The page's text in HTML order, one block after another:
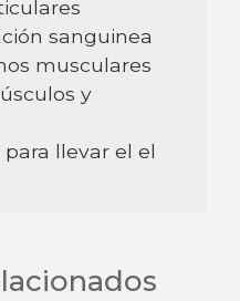
sanguinea
musculares
y
llevar el el